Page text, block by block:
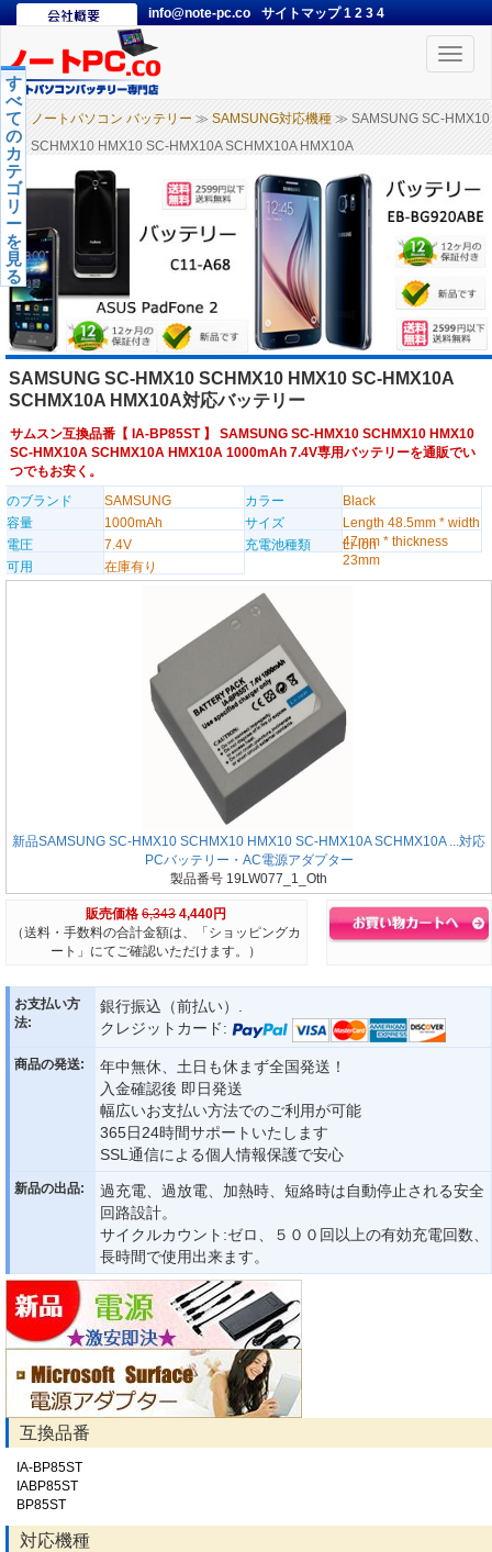
info@note-pc.co サイトマップ1 2 3 4
Toggle
ノートパソコン バッテリー ≫ SAMSUNG対応機種 ≫ SAMSUNG SC-HMX10
SCHMX10 HMX10 SC-HMX10A SCHMX10A HMX10A
す
べ
て
の
カ
テ
ゴ
リ
ー
を
見
る
SAMSUNG SC-HMX10 SCHMX10 HMX10 SC-HMX10A
SCHMX10A HMX10A対応バッテリー
サムスン互換品番【 IA-BP85ST】 SAMSUNG SC-HMX10 SCHMX10 HMX10
SC-HMX10A SCHMX10A HMX10A 1000mAh 7.4V専用バッテリーを通販でい
つでもお安く。
のブランド
SAMSUNG カラー
Black
容量
1000mAh サイズ
Length 48.5mm * width
47mm * thickness
23mm
電圧 7.4V 充電池種類
Li-ion
可用
在庫有り
新品SAMSUNG SC-HMX10 SCHMX10 HMX10 SC-HMX10A SCHMX10A ...対応
PCバッテリー・AC電源アダプター
製品番号 19LW077_1_Oth
販売価格 6,343 4,440円
（送料・手数料の合計金額は、「ショッピングカ
ート」にてご確認いただけます。）
お支払い方
法:
銀行振込（前払い）.
クレジットカード:
商品の発送:
年中無休、土日も休まず全国発送！
入金確認後 即日発送
幅広いお支払い方法でのご利用が可能
365日24時間サポートいたします
SSL通信による個人情報保護で安心
新品の出品:
過充電、過放電、加熱時、短絡時は自動停止される安全
回路設計。
サイクルカウント:ゼロ、５００回以上の有効充電回数、
長時間で使用出来ます。
互換品番
IA-BP85ST
IABP85ST
BP85ST
対応機種